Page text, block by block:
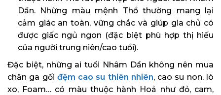
Dần. Những màu mệnh Thổ thường mang lại
cảm giác an toàn, vững chắc và giúp gia chủ có
được giấc ngủ ngon (đặc biệt phù hợp thị hiếu
của người trung niên/cao tuổi).
Đặc biệt, những ai tuổi Nhâm Dần không nên mua
chăn ga gối đệm cao su thiên nhiên, cao su non, lò
xo, Foam… có màu thuộc hành Hoả như đỏ, cam,